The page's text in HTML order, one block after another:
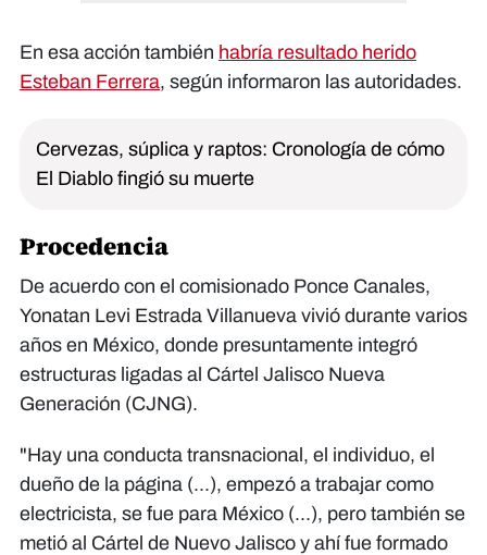
En esa acción también habría resultado herido
Esteban Ferrera, según informaron las autoridades.
Cervezas, súplica y raptos: Cronología de cómo
El Diablo fingió su muerte
Procedencia
De acuerdo con el comisionado Ponce Canales,
Yonatan Levi Estrada Villanueva vivió durante varios
años en México, donde presuntamente integró
estructuras ligadas al Cártel Jalisco Nueva
Generación (CJNG).
"Hay una conducta transnacional, el individuo, el
dueño de la página (...), empezó a trabajar como
electricista, se fue para México (...), pero también se
metió al Cártel de Nuevo Jalisco y ahí fue formado